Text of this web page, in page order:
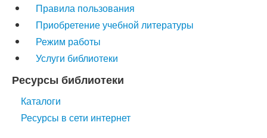
Правила пользования
Приобретение учебной литературы
Режим работы
Услуги библиотеки
Ресурсы библиотеки
Каталоги
Ресурсы в сети интернет